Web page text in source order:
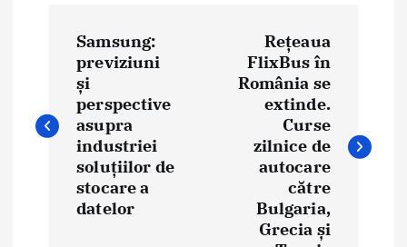
i
Samsung:
previziuni
și
perspective
asupra
industriei
soluțiilor de
stocare a
datelor
Rețeaua
FlixBus în
România se
extinde.
Curse
zilnice de
autocare
către
Bulgaria,
Grecia și